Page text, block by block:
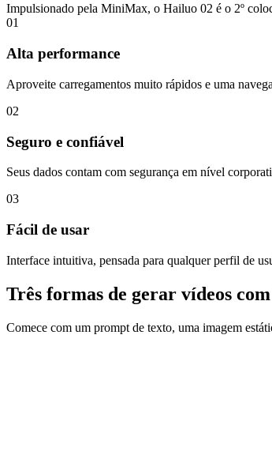
Impulsionado pela MiniMax, o Hailuo 02 é o 2º
01
Alta performance
Aproveite carregamentos muito rápidos e uma
02
Seguro e confiável
Seus dados contam com segurança em nível
03
Fácil de usar
Interface intuitiva, pensada para qualquer perfil de
Três formas de gerar vídeos
Comece com um prompt de texto, uma imagem